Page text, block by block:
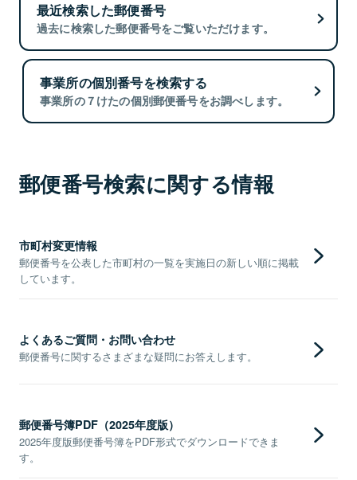
最近検索した郵便番号
過去に検索した郵便番号をご覧いただけます。
事業所の個別番号を検索する
事業所の７けたの個別郵便番号をお調べします。
郵便番号検索に関する情報
市町村変更情報
郵便番号を公表した市町村の一覧を実施日の新しい順に掲載
しています。
よくあるご質問・お問い合わせ
郵便番号に関するさまざまな疑問にお答えします。
郵便番号簿PDF（2025年度版）
2025年度版郵便番号簿をPDF形式でダウンロードできま
す。